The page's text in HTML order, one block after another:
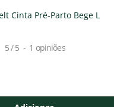
Cinta Pré-Parto Bege L
5/ 5 - 1 opiniões